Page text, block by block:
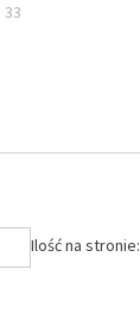
33
Ilość na stronie: